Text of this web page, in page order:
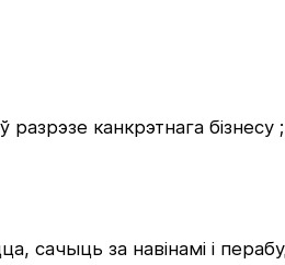
канкрэтнага бізнесу ;
сачыць за навінамі і